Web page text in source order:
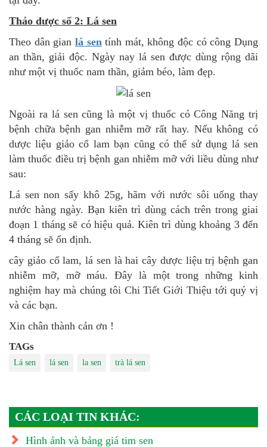
Thảo dược số 2: Lá sen
Theo dân gian lá sen tính mát, không độc có công Dụng
an thần, giải độc. Ngày nay lá sen được dùng rộng dãi
như một vị thuốc nam thần, giảm béo, làm đẹp.
Ngoài ra lá sen cũng là một vị thuốc có Công Năng trị
bệnh chữa bệnh gan nhiễm mỡ rất hay. Nếu không có
dược liệu giảo cổ lam bạn cũng có thể sử dụng lá sen
làm thuốc điều trị bệnh gan nhiễm mỡ với liều dùng như
sau:
Lá sen non sấy khô 25g, hãm với nước sôi uống thay
nước hàng ngày. Bạn kiên trì dùng cách trên trong giai
đoạn 1 tháng sẽ có hiệu quả. Kiên trì dùng khoảng 3 đến
4 tháng sẽ ổn định.
cây giảo cổ lam, lá sen là hai cây dược liệu trị bệnh gan
nhiễm mỡ, mỡ máu. Đây là một trong những kinh
nghiệm hay mà chúng tôi Chi Tiết Giới Thiệu tới quý vị
và các bạn.
Xin chân thành cản ơn !
TAGs
Lá sen lá sen la sen trà lá sen
CÁC LOẠI TIN KHÁC:
Hình ảnh và bảng giá tim sen